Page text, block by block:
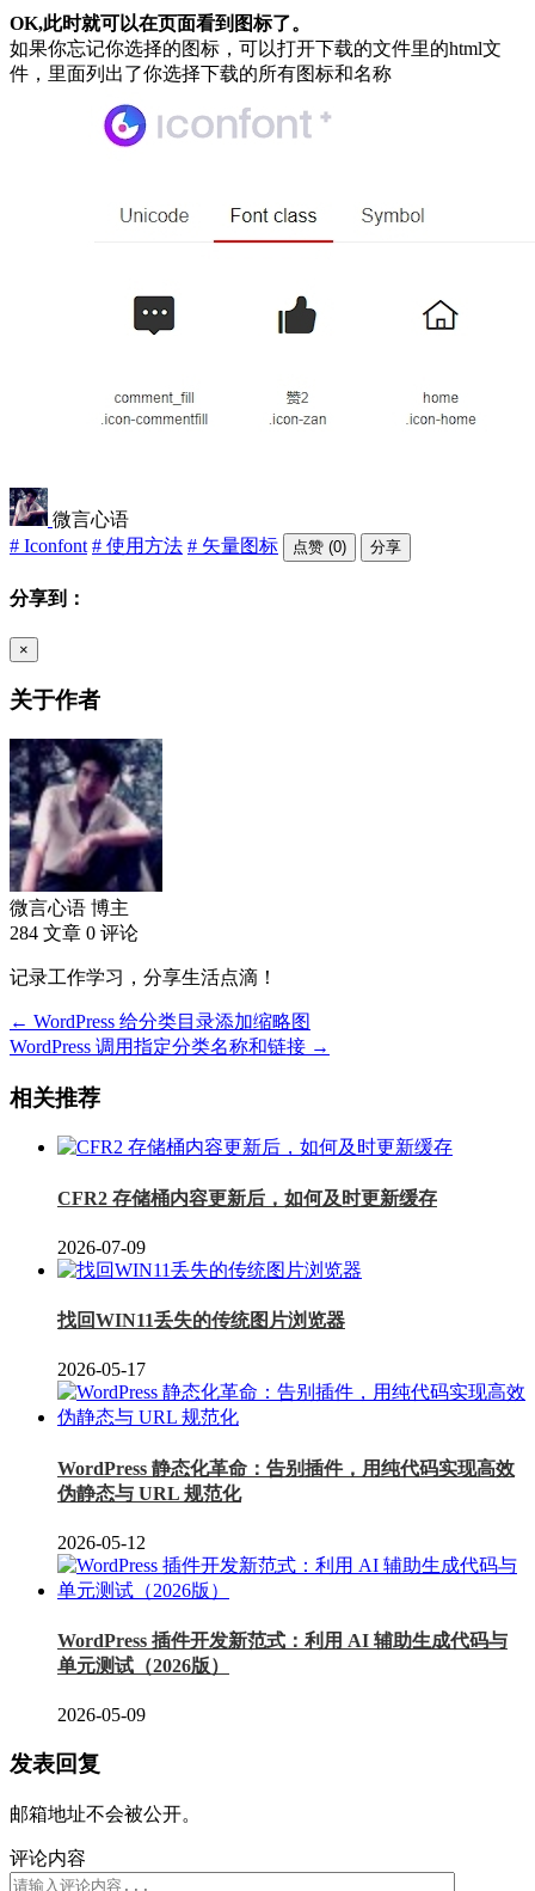
OK,此时就可以在页面看到图标了。
如果你忘记你选择的图标，可以打开下载的文件里的html文
件，里面列出了你选择下载的所有图标和名称
微言心语
# Iconfont # 使用方法 # 矢量图标 点赞 (0) 分享
分享到：
×
关于作者
微言心语 博主
284 文章 0 评论
记录工作学习，分享生活点滴！
← WordPress 给分类目录添加缩略图
WordPress 调用指定分类名称和链接 →
相关推荐
CFR2 存储桶内容更新后，如何及时更新缓存
2026-07-09
找回WIN11丢失的传统图片浏览器
2026-05-17
WordPress 静态化革命：告别插件，用纯代码实现高效
伪静态与 URL 规范化
2026-05-12
WordPress 插件开发新范式：利用 AI 辅助生成代码与
单元测试（2026版）
2026-05-09
发表回复
邮箱地址不会被公开。
评论内容